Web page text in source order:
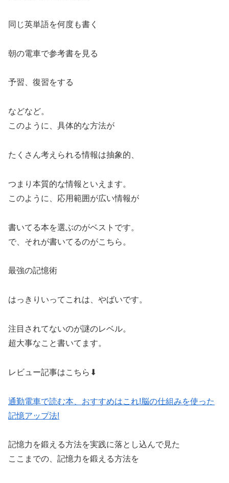
同じ英単語を何度も書く
朝の電車で参考書を見る
予習、復習をする
などなど。
このように、具体的な方法が
たくさん考えられる情報は抽象的、
つまり本質的な情報といえます。
このように、応用範囲が広い情報が
書いてる本を選ぶのがベストです。
で、それが書いてるのがこちら。
最強の記憶術
はっきりいってこれは、やばいです。
注目されてないのが謎のレベル。
超大事なこと書いてます。
レビュー記事はこちら⬇︎
通勤電車で読む本、おすすめはこれ!脳の仕組みを使った
記憶アップ法!
記憶力を鍛える方法を実践に落とし込んで見た
ここまでの、記憶力を鍛える方法を